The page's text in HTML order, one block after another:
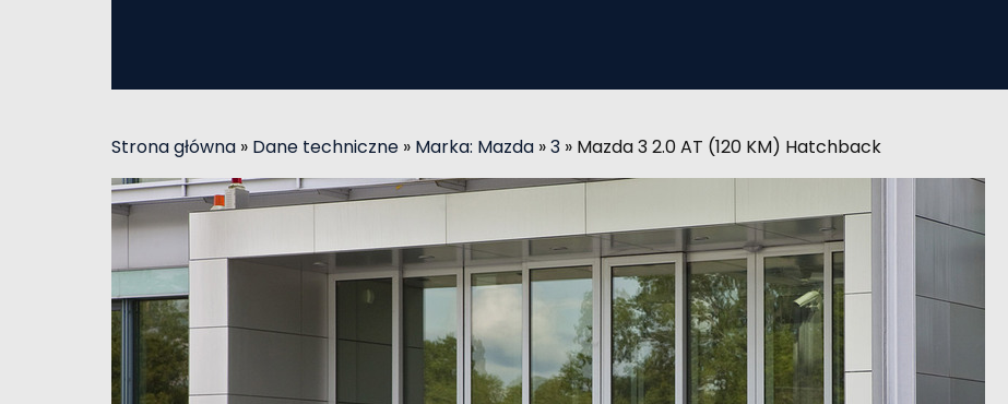
Strona główna » Dane techniczne » Marka: Mazda »3 » Mazda 3 2.0 AT (120 KM) Hatchback